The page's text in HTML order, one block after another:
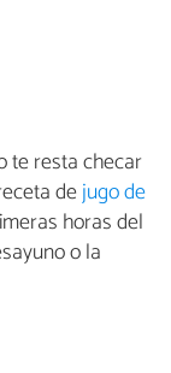
te resta checar
dejugo de
horas del
o la